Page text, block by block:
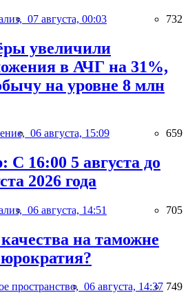
07 августа, 00:03 732
увеличили
в АЧГ на 31%,
на уровне 8 млн
06 августа, 15:09 659
С 16:00 5 августа до
2026 года
06 августа, 14:51 705
на таможне
пространство, 06 августа, 14:37 749